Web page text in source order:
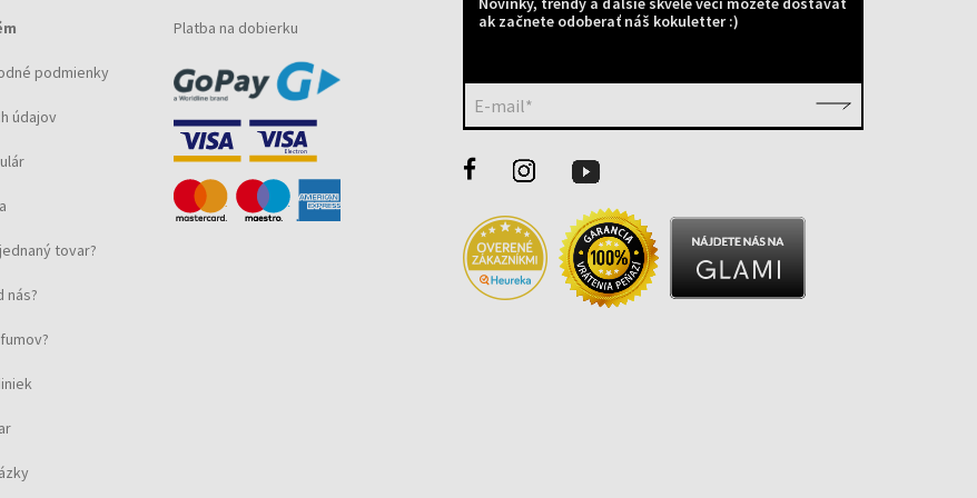
podmienky
údajov
tovar?
nás?
Platba na dobierku
ak začnete odoberať náš kokuletter :)
E-mail*